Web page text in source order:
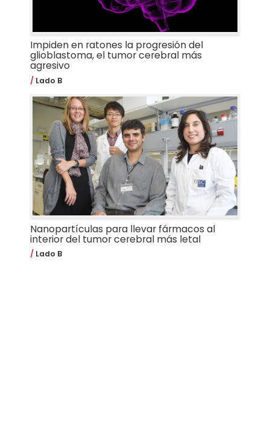
Impiden en ratones la progresión del
glioblastoma, el tumor cerebral más
agresivo
Lado B
Nanopartículas para llevar fármacos al
interior del tumor cerebral más letal
Lado B